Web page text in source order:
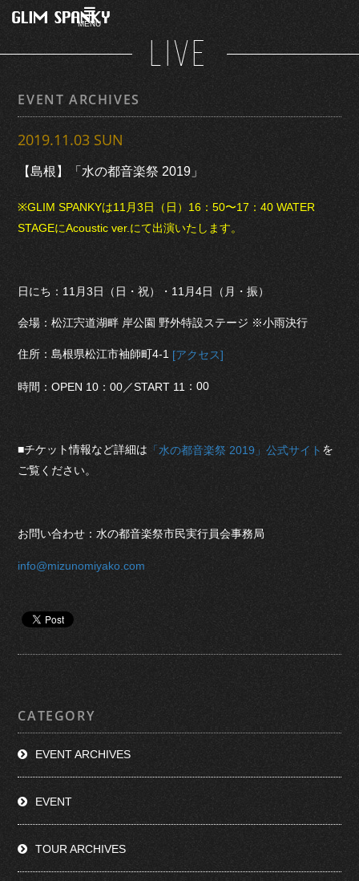
MENU
LIVE
EVENT ARCHIVES
2019.11.03 SUN
【島根】「水の都音楽祭 2019」
※GLIM SPANKYは11月3日（日）16：50〜17：40 WATER
STAGEにAcoustic ver.にて出演いたします。
日にち：11月3日（日・祝）・11月4日（月・振）
会場：松江宍道湖畔 岸公園 野外特設ステージ ※小雨決行
住所：島根県松江市袖師町4-1 [アクセス]
時間：OPEN 10：00／START 11 ：00
■チケット情報など詳細は 「水の都音楽祭 2019」公式サイト を
ご覧ください。
お問い合わせ：水の都音楽祭市民実行員会事務局
info@mizunomiyako.com
CATEGORY
EVENT ARCHIVES
EVENT
TOUR ARCHIVES